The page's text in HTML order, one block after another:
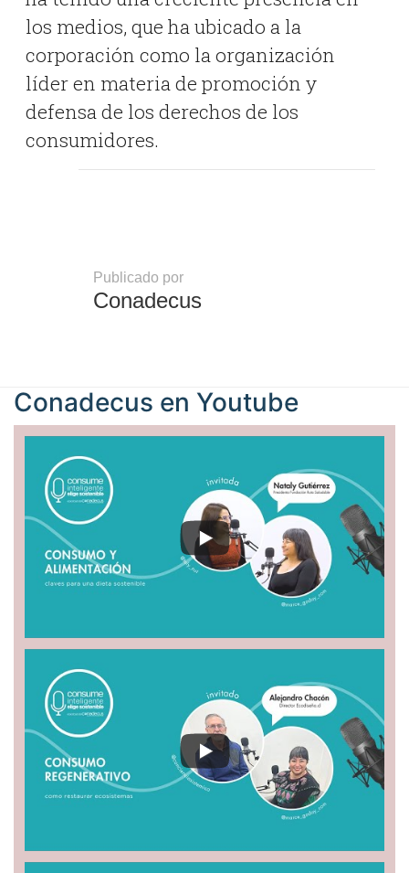
los medios, que ha ubicado a la
corporación como la organización
líder en materia de promoción y
defensa de los derechos de los
consumidores.
Publicado por
Conadecus
Conadecus en Youtube